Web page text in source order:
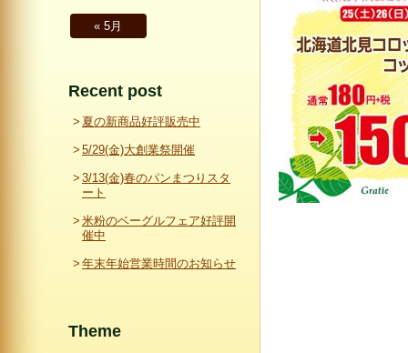
« 5月
Recent post
夏の新商品好評販売中
5/29(金)大創業祭開催
3/13(金)春のパンまつりスタ
ート
米粉のベーグルフェア好評開
催中
年末年始営業時間のお知らせ
Theme